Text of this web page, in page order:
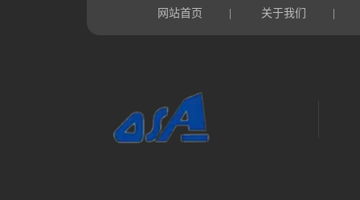
网站首页 关于我们